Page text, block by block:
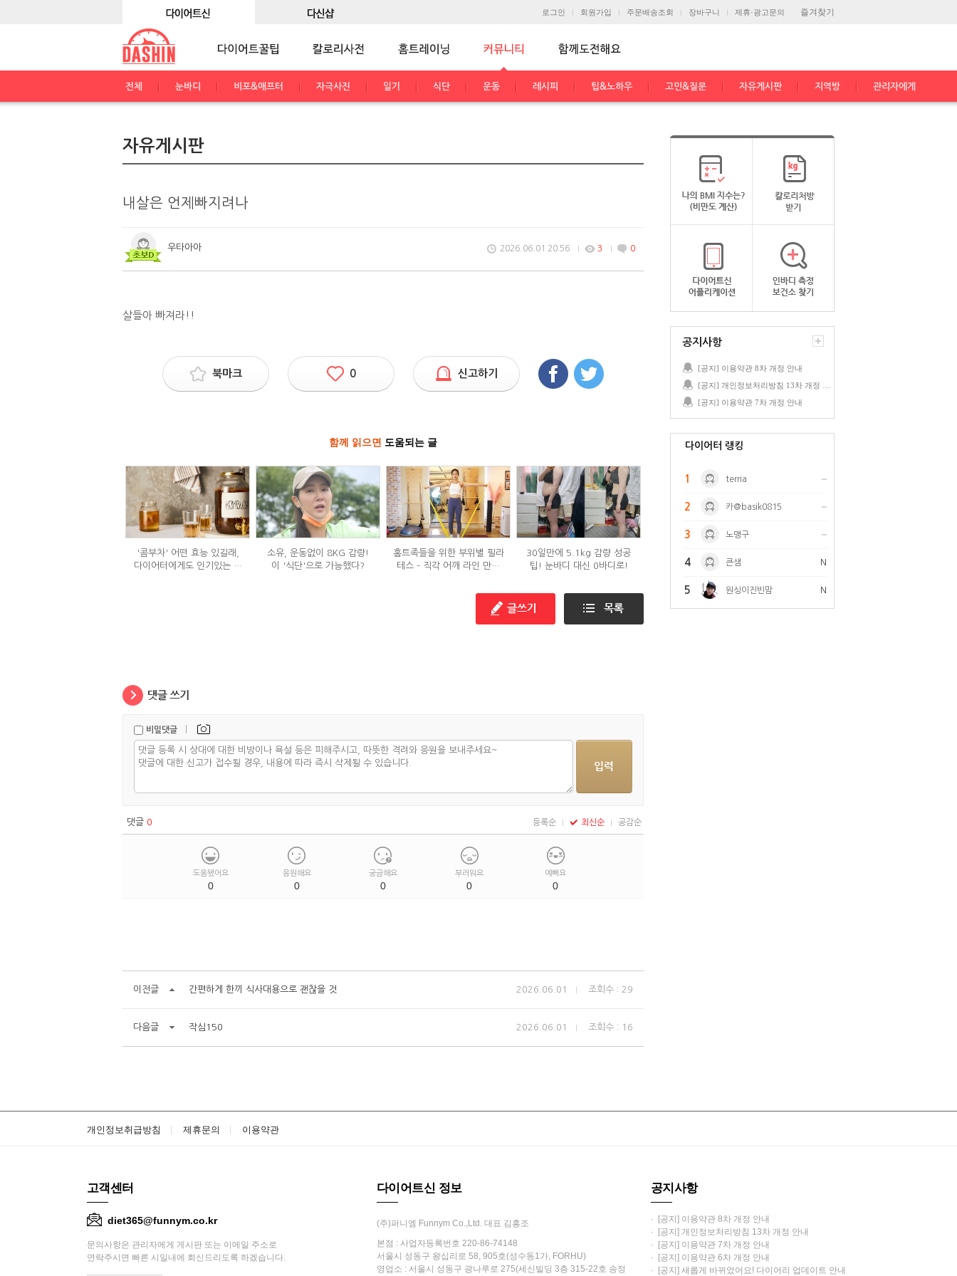
즐겨찾기
로그인 회원가입 주문배송조회 장바구니 제휴·광고문의
전체 눈바디 비포&애프터 자극사진 일기 식단 운동 레시피 팁&노하우 고민&질문 자유게시판 지역방 관리자에게
자유게시판
내살은 언제빠지려나
우타아아 2026.06.01 20:56 3 0
살들아 빠져라!!
북마크 0 신고하기
함께 읽으면 도움되는 글
'콤부차' 어떤 효능 있길래,
다이어터에게도 인기있는 걸
소유, 운동없이 8KG 감량!
이 '식단'으로 가능했다?
홈트족들을 위한 부위별 필라
테스 – 직각 어깨 라인 만들
30일만에 5.1kg 감량 성공
팁! 눈바디 대신 0바디로!
비밀댓글 |
댓글 0 등록순 최신순 공감순
도움됐어요
0
응원해요
0
궁금해요
0
부러워요
0
예뻐요
0
이전글 간편하게 한끼 식사대용으로 괜찮을 것 2026.06.01 조회수 : 29
다음글 작심150 2026.06.01 조회수 : 16
공지사항
[공지] 이용약관 8차 개정 안내
[공지] 이용약관 7차 개정 안내
다이어터 랭킹
1 terria
2 카@basik0815
3 노맹구
4 큰샘 N
5 원싱이진빈맘 N
개인정보취급방침 제휴문의 이용약관
고객센터
diet365@funnym.co.kr
문의사항은 관리자에게 게시판 또는 이메일 주소로
연락주시면 빠른 시일내에 회신드리도록 하겠습니다.
다이어트신 정보
(주)퍼니엠 Funnym Co.,Ltd. 대표 김흥조
본점 : 사업자등록번호 220-86-74148
서울시 성동구 왕십리로 58, 905호(성수동1가, FORHU)
영업소 : 서울시 성동구 광나루로 275(세신빌딩 3층 315-22호 송정
공지사항
· [공지] 이용약관 8차 개정 안내
· [공지] 개인정보처리방침 13차 개정 안내
· [공지] 이용약관 7차 개정 안내
· [공지] 이용약관 6차 개정 안내
· [공지] 새롭게 바뀌었어요! 다이어리 업데이트 안내